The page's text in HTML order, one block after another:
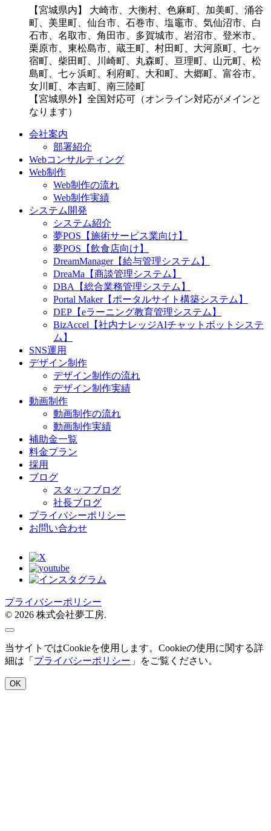
【宮城県内】 大崎市、大衡村、色麻町、加美町、涌谷
町、美里町、仙台市、石巻市、塩竈市、気仙沼市、白
石市、名取市、角田市、多賀城市、岩沼市、登米市、
栗原市、東松島市、蔵王町、村田町、大河原町、七ヶ
宿町、柴田町、川崎町、丸森町、亘理町、山元町、松
島町、七ヶ浜町、利府町、大和町、大郷町、富谷市、
女川町、本吉町、南三陸町
【宮城県外】全国対応可（オンライン対応がメインと
なります）
会社案内
部署紹介
Webコンサルティング
Web制作
Web制作の流れ
Web制作実績
システム開発
システム紹介
夢POS【施術サービス業向け】
夢POS【飲食店向け】
DreamManager【給与管理システム】
DreaMa【商談管理システム】
DBA【総合業務管理システム】
Portal Maker【ポータルサイト構築システム】
DEP【eラーニング教育管理システム】
BizAccel【社内ナレッジAIチャットボットシステ
ム】
SNS運用
デザイン制作
デザイン制作の流れ
デザイン制作実績
動画制作
動画制作の流れ
動画制作実績
補助金一覧
料金プラン
採用
ブログ
スタッフブログ
社長ブログ
プライバシーポリシー
お問い合わせ
プライバシーポリシー
© 2026 株式会社夢工房.
当サイトではCookieを使用します。Cookieの使用に関する詳
細は「 プライバシーポリシー 」をご覧ください。
OK